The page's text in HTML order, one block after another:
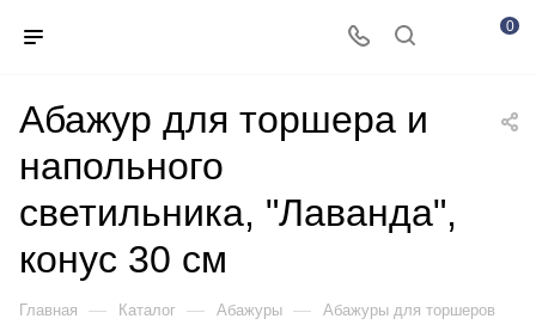
0
Абажур для торшера и
напольного
светильника, "Лаванда",
конус 30 см
Главная — Каталог — Абажуры — Абажуры для торшеров